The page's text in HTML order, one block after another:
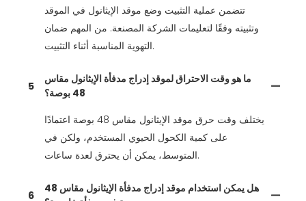
تتضمن عملية التثبيت وضع موقد الإيثانول في الموقد
وتثبيته وفقًا لتعليمات الشركة المصنعة. من المهم ضمان
التهوية المناسبة أثناء التثبيت.
5
ما هو وقت الاحتراق لموقد إدراج مدفأة الإيثانول مقاس
48 بوصة؟
يختلف وقت حرق موقد الإيثانول مقاس 48 بوصة اعتمادًا
على كمية الكحول الحيوي المستخدم، ولكن في
المتوسط، يمكن أن يحترق لعدة ساعات.
6
هل يمكن استخدام موقد إدراج مدفأة الإيثانول مقاس 48